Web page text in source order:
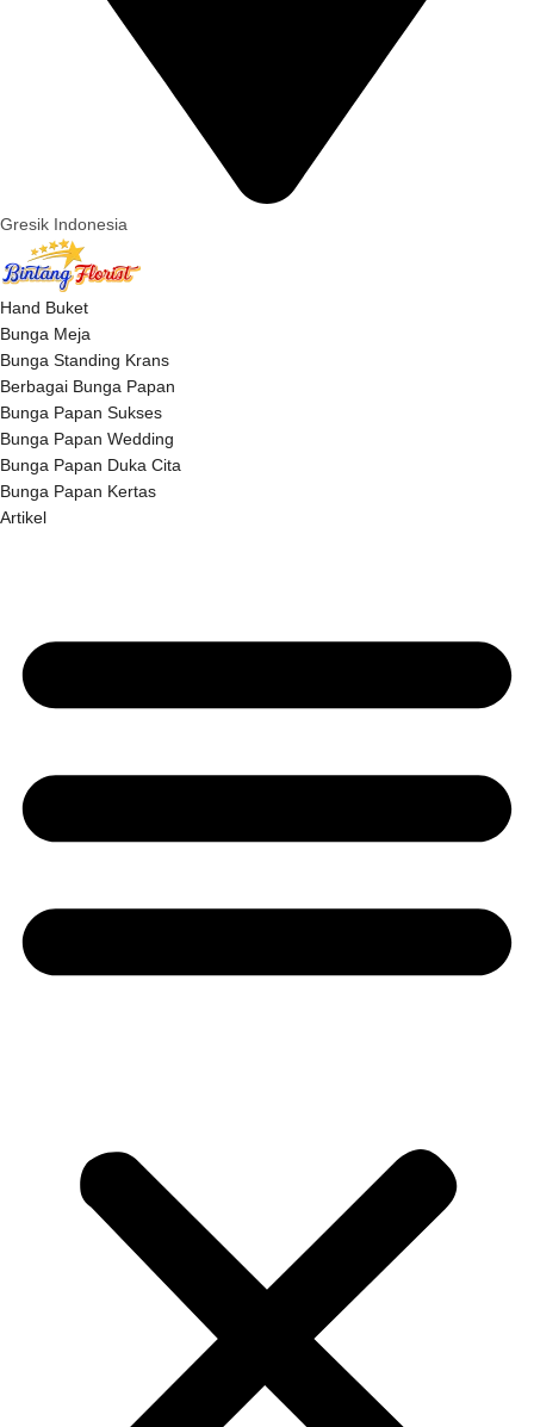
Gresik Indonesia
Hand Buket
Bunga Meja
Bunga Standing Krans
Berbagai Bunga Papan
Bunga Papan Sukses
Bunga Papan Wedding
Bunga Papan Duka Cita
Bunga Papan Kertas
Artikel